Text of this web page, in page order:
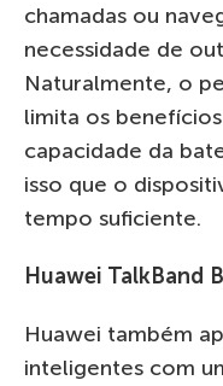
chamadas ou
necessidade de
Naturalmente, o
limita os
capacidade da
isso que o
tempo suficiente.
Huawei TalkBand
Huawei também
inteligentes com